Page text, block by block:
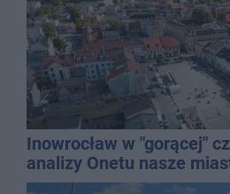
Inowrocław w "gorącej"
analizy Onetu nasze
najbardziej narażonych